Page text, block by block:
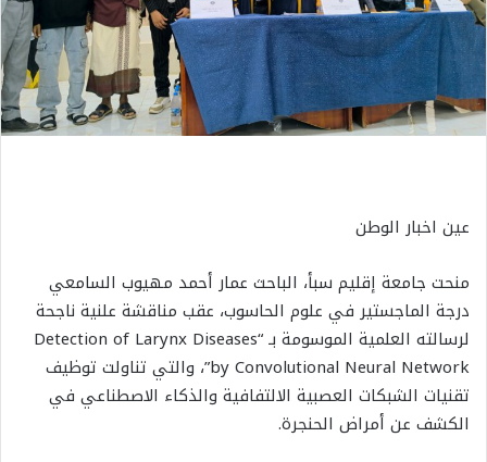
عين اخبار الوطن
منحت جامعة إقليم سبأ، الباحث عمار أحمد مهيوب السامعي
درجة الماجستير في علوم الحاسوب، عقب مناقشة علنية ناجحة
لرسالته العلمية الموسومة بـ “Detection of Larynx Diseases
by Convolutional Neural Network”، والتي تناولت توظيف
تقنيات الشبكات العصبية الالتفافية والذكاء الاصطناعي في
الكشف عن أمراض الحنجرة.